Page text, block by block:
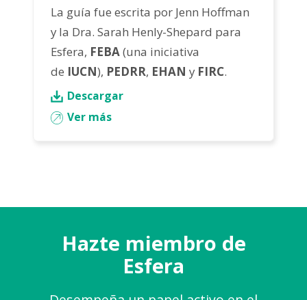
La guía fue escrita por Jenn Hoffman
y la Dra. Sarah Henly-Shepard para
Esfera, FEBA(una iniciativa
de IUCN), PEDRR, EHAN y FIRC.
Descargar
Ver más
Hazte miembro de
Esfera